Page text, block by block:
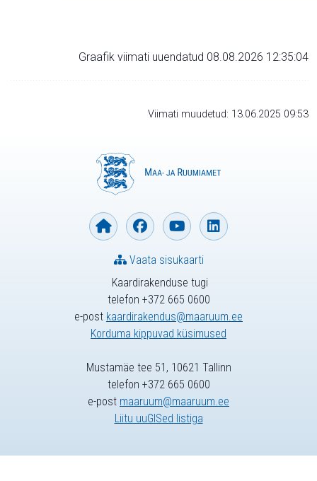
Graafik viimati uuendatud 08.08.2026 12:35:04
Viimati muudetud: 13.06.2025 09:53
Kaardirakenduse tugi
telefon +372 665 0600
e-post kaardirakendus@maaruum.ee
Korduma kippuvad küsimused
Vaata sisukaarti
Mustamäe tee 51, 10621 Tallinn
telefon +372 665 0600
e-post maaruum@maaruum.ee
Liitu uuGISed listiga